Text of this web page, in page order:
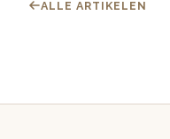
ALLE ARTIKELEN